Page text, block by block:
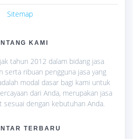
Sitemap
KAMI
tahun 2012 dalam bidang jasa
serta ribuan pengguna jasa yang
modal dasar bagi kami untuk
dari Anda, merupakan jasa
dengan kebutuhan Anda.
TERBARU